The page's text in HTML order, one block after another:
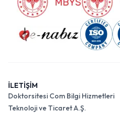
İLETİŞİM
Doktorsitesi Com Bilgi Hizmetleri
Teknoloji ve Ticaret A.Ş.